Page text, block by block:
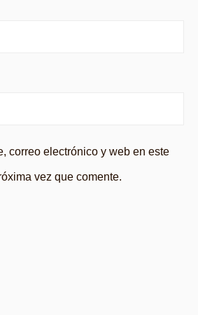
correo electrónico y web en este
vez que comente.